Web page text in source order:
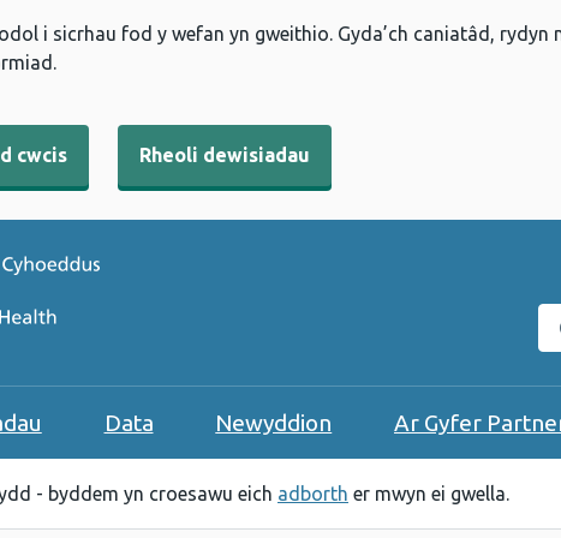
i sicrhau fod y wefan yn gweithio. Gyda’ch caniatâd,
cwcis Rheoli dewisiadau
Data Newyddion Ar Gyfer
- byddem yn croesawu eich adborth er mwyn ei gwella.